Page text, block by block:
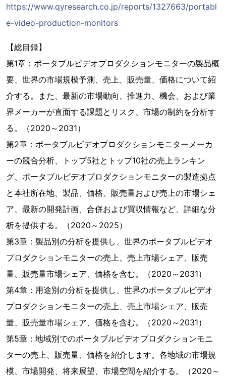
https://www.qyresearch.co.jp/reports/1327663/portabl
e-video-production-monitors
【総目録】
第1章：ポータブルビデオプロダクションモニターの製品概
要、世界の市場規模予測、売上、販売量、価格について紹
介する。また、最新の市場動向、推進力、機会、および業
界メーカーが直面する課題とリスク、市場の制約を分析す
る。（2020～2031）
第2章：ポータブルビデオプロダクションモニターメーカ
ーの競合分析、トップ5社とトップ10社の売上ランキン
グ、ポータブルビデオプロダクションモニターの製造拠点
と本社所在地、製品、価格、販売量および売上の市場シェ
ア、最新の開発計画、合併および買収情報など、詳細な分
析を提供する。（2020～2025）
第3章：製品別の分析を提供し、世界のポータブルビデオ
プロダクションモニターの売上、売上市場シェア、販売
量、販売量市場シェア、価格を含む。（2020～2031）
第4章：用途別の分析を提供し、世界のポータブルビデオ
プロダクションモニターの売上、売上市場シェア、販売
量、販売量市場シェア、価格を含む。（2020～2031）
第5章：地域別でのポータブルビデオプロダクションモニ
ターの売上、販売量、価格を紹介します。各地域の市場規
模、市場開発、将来展望、市場空間を紹介する。（2020～